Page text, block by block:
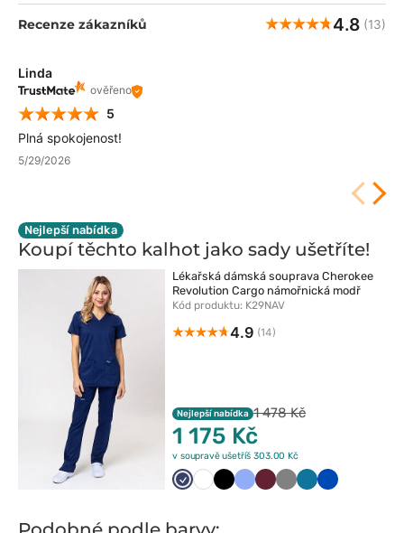
Recenze zákazníků 4.8 (13)
Linda
ověřeno
5
Plná spokojenost!
5/29/2026
Nejlepší nabídka
Koupí těchto kalhot jako sady ušetříte!
Lékařská dámská souprava Cherokee
Revolution Cargo námořnická modř
Kód produktu: K29NAV
4.9 (14)
Nejlepší nabídka 1 478 Kč
1 175 Kč
v soupravě ušetříš 303.00 Kč
Ciemny
BiałyCzarnyKlasyczny
Wiśniowy
SzaryKaraibskiKrólewski